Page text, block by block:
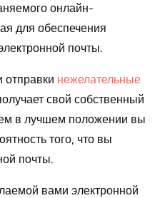
онлайн-
для обеспечения
почты.
отправки нежелательные
свой собственный
в лучшем положении вы
того, что вы
почты.
вами электронной